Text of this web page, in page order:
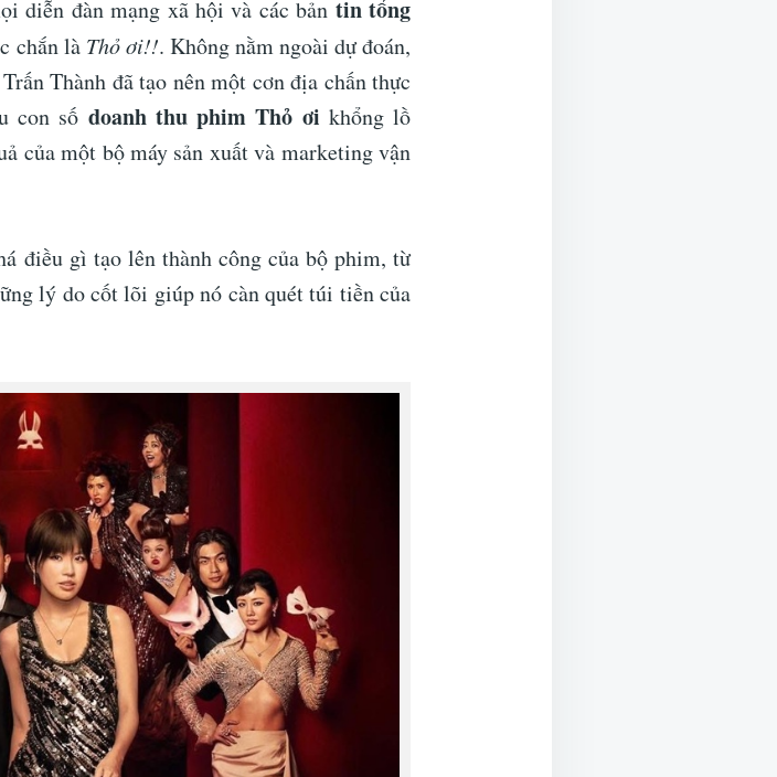
diễn đàn mạng xã hội và các bản tin tổng
chắn là Thỏ ơi!!. Không nằm ngoài dự đoán,
Thành đã tạo nên một cơn địa chấn thực
con số doanh thu phim Thỏ ơi khổng lồ
của một bộ máy sản xuất và marketing vận
điều gì tạo lên thành công của bộ phim, từ
lý do cốt lõi giúp nó càn quét túi tiền của